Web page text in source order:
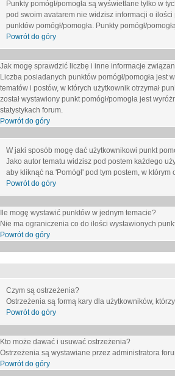
Punkty pomógł/pomogła są wyświetlane tylko w
pod swoim avatarem nie widzisz informacji o
punktów pomógł/pomogła. Punkty pomógł/
Powrót do góry
Jak mogę sprawdzić liczbę i inne informacje
Liczba posiadanych punktów pomógł/pomogła
tematów i postów, w których użytkownik otrzymał
został wystawiony punkt pomógł/pomogła jest
statystykach forum.
Powrót do góry
W jaki sposób mogę dać użytkownikowi punkt
Jako autor tematu widzisz pod postem każdego
aby kliknąć na 'Pomógł' pod tym postem, w którym
Powrót do góry
Ile mogę wystawić punktów w jednym temacie?
Nie ma ograniczenia co do ilości wystawionych
Powrót do góry
Czym są ostrzeżenia?
Ostrzeżenia są formą kary dla użytkowników,
Powrót do góry
Kto może dawać i usuwać ostrzeżenia?
Ostrzeżenia są wystawiane przez administratora
Powrót do góry